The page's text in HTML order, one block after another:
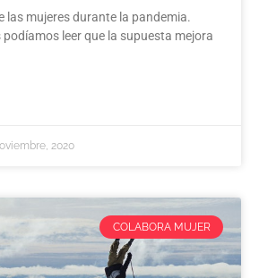
las mujeres durante la pandemia.
leer que la supuesta mejora
2020
COLABORA MUJER